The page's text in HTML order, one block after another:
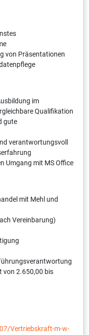
von Präsentationen
im
Qualifikation
gute
verantwortungsvoll
Umgang mit MS Office
mit Mehl und
Vereinbarung)
von 2.650,00 bis
Vertriebskraft-m-w-